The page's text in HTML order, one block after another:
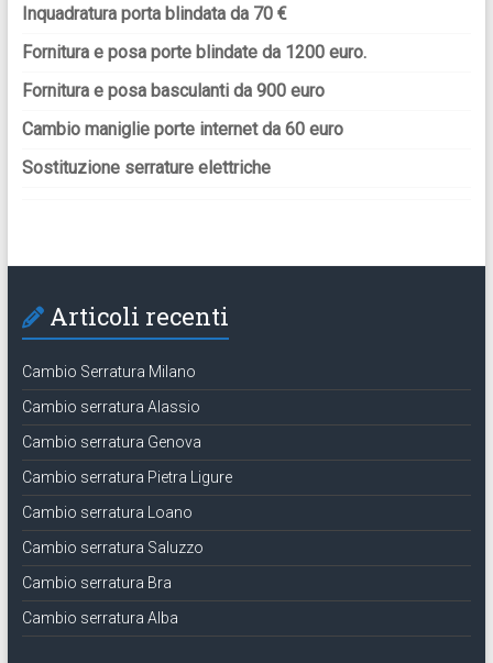
Inquadratura porta blindata da 70 €
Fornitura e posa porte blindate da 1200 euro.
Fornitura e posa basculanti da 900 euro
Cambio maniglie porte internet da 60 euro
Sostituzione serrature elettriche
Articoli recenti
Cambio Serratura Milano
Cambio serratura Alassio
Cambio serratura Genova
Cambio serratura Pietra Ligure
Cambio serratura Loano
Cambio serratura Saluzzo
Cambio serratura Bra
Cambio serratura Alba